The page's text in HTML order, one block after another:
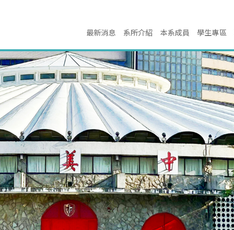
最新消息 系所介紹 本系成員 學生專區